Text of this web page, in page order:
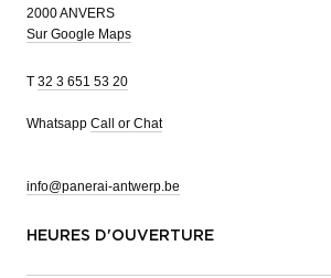
2000 ANVERS
Sur Google Maps
T 32 3 651 53 20
Whatsapp Call or Chat
info@panerai-antwerp.be
HEURES D'OUVERTURE